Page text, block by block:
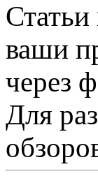
ваши
через
Для